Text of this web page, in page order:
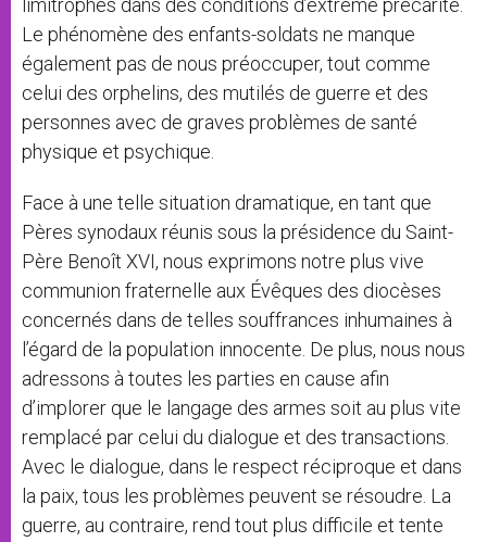
limitrophes dans des conditions d’extrême précarité.
Le phénomène des enfants-soldats ne manque
également pas de nous préoccuper, tout comme
celui des orphelins, des mutilés de guerre et des
personnes avec de graves problèmes de santé
physique et psychique.
Face à une telle situation dramatique, en tant que
Pères synodaux réunis sous la présidence du Saint-
Père Benoît XVI, nous exprimons notre plus vive
communion fraternelle aux Évêques des diocèses
concernés dans de telles souffrances inhumaines à
l’égard de la population innocente. De plus, nous nous
adressons à toutes les parties en cause afin
d’implorer que le langage des armes soit au plus vite
remplacé par celui du dialogue et des transactions.
Avec le dialogue, dans le respect réciproque et dans
la paix, tous les problèmes peuvent se résoudre. La
guerre, au contraire, rend tout plus difficile et tente